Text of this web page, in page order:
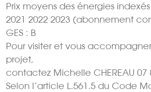
Prix moyens des énergies
2021 2022 2023 (abonnement
GES : B
Pour visiter et vous
projet,
contactez Michelle CHEREAU 07
Selon l’article L.561.5 du Code